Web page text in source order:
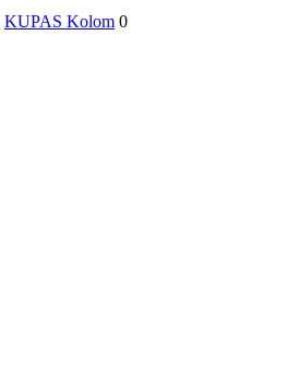
KUPAS Kolom 0